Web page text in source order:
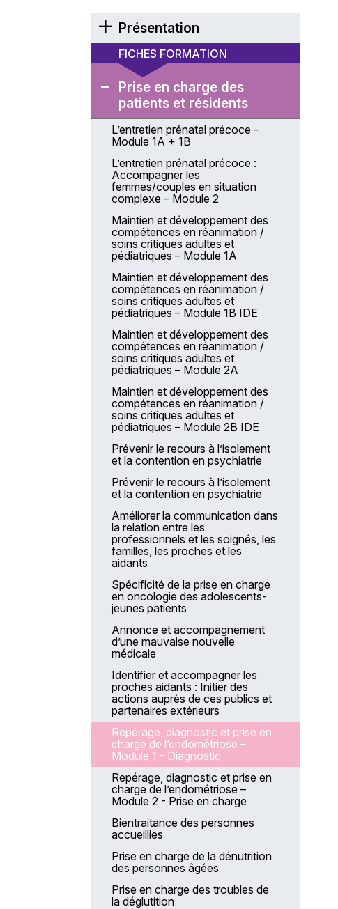
Présentation
Éditorial
Présentation générale de l’Anfh
La coordination des actions
de formation
Modalités de gestion du Plan
d’actions régional et coordonné –
Les modalités de gestion
Une équipe à votre service
Comment venir à la délégation
Anfh Centre-Val de Loire ?
Projet stratégique 2025 – 2028
Financements Anfh
Les chiffres-clés
Les services destinés
aux établissements
LA ForMuLE
L’offre de services e-Multi +
AFN 2025 – Actions de
formation nationale
Accompagnement des projets
Accompagnement des projets
L’apprentissage au sein de
Nos moyens de communication
FICHES FORMATION
Prise en charge des
patients et résidents
L’entretien prénatal précoce –
Module 1A + 1B
L’entretien prénatal précoce :
Accompagner les
femmes/couples en situation
complexe – Module 2
Maintien et développement des
compétences en réanimation /
soins critiques adultes et
pédiatriques – Module 1A
Maintien et développement des
compétences en réanimation /
soins critiques adultes et
pédiatriques – Module 1B IDE
Maintien et développement des
compétences en réanimation /
soins critiques adultes et
pédiatriques – Module 2A
Maintien et développement des
compétences en réanimation /
soins critiques adultes et
pédiatriques – Module 2B IDE
Prévenir le recours à l’isolement
et la contention en psychiatrie
Prévenir le recours à l’isolement
et la contention en psychiatrie
Améliorer la communication dans
la relation entre les
professionnels et les soignés, les
familles, les proches et les
aidants
Spécificité de la prise en charge
en oncologie des adolescents-
jeunes patients
Annonce et accompagnement
d’une mauvaise nouvelle
médicale
Identifier et accompagner les
proches aidants : Initier des
actions auprès de ces publics et
partenaires extérieurs
Repérage, diagnostic et prise en
charge de l’endométriose –
Module 1 - Diagnostic
Repérage, diagnostic et prise en
charge de l’endométriose –
Module 2 - Prise en charge
Bientraitance des personnes
accueillies
Prise en charge de la dénutrition
des personnes âgées
Prise en charge des troubles de
la déglutition